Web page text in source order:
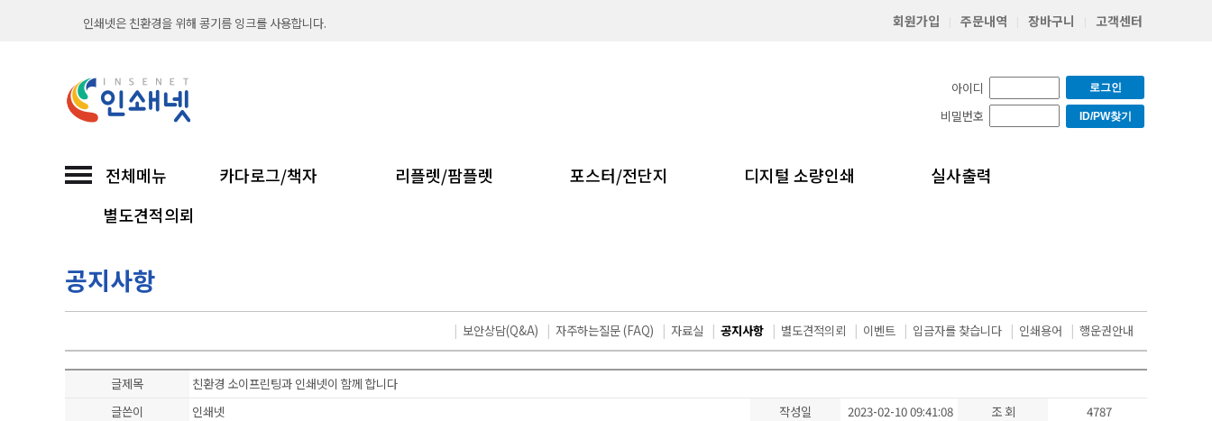
인쇄넷은 친환경을 위해 콩기름 잉크를 사용합니다.
직접 인쇄해서 납품까지 믿고 맡기는 인쇄넷...
인쇄넷 접수시 무통장입금은 입금확인후 진행합니다
인쇄넷은 친환경을 위해 콩기름 잉크를 사용합니다.
출력시스템과 옵셋 인쇄기를 보유하여 언제나 빠르고
직접 인쇄해서 납품까지 믿고 맡기는 인쇄넷...
친환경 소이프린팅과 함께합니다
회원가입 주문내역 장바구니 고객센터
아이디
비밀번호
로그인
ID/PW찾기
전체메뉴 카다로그/책자 리플렛/팜플렛 포스터/전단지 디지털 소량인쇄
실사출력
별도견적의뢰
공지사항
| 보안상담(Q&A) | 자주하는질문 (FAQ) | 자료실 | 공지사항 | 별도견적의뢰 | 이벤트 | 입금자를 찾습니다 | 인쇄용어 | 행운권안내
글제목
친환경 소이프린팅과 인쇄넷이 함께 합니다
글쓴이
인쇄넷 작성일 2023-02-10 09:41:08 조 회 4787